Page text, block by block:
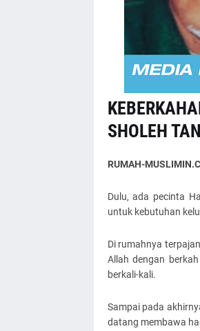
SHOLEH
RUMAH-
Dulu, ada pecinta
untuk kebutuhan
Di rumahnya
Allah dengan
berkali-kali.
Sampai pada
datang membawa